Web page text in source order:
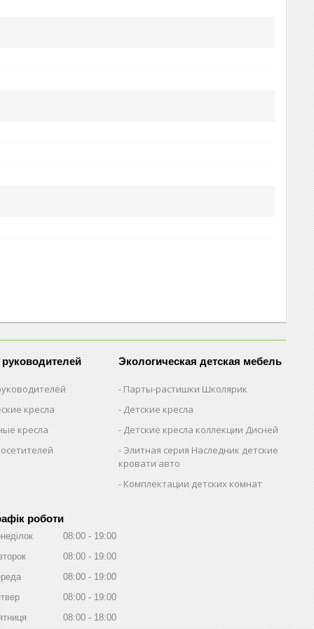
кресла
кресла
Экологическая детская мебель
Парты-растишки Школярик
Детские кресла
Детские кресла коллекции Дисней
Элитная серия Наследник детские
кровати авто
Комплектации детских комнат
роботи
08:00
19:00
08:00
19:00
08:00
19:00
08:00
19:00
08:00 18:00